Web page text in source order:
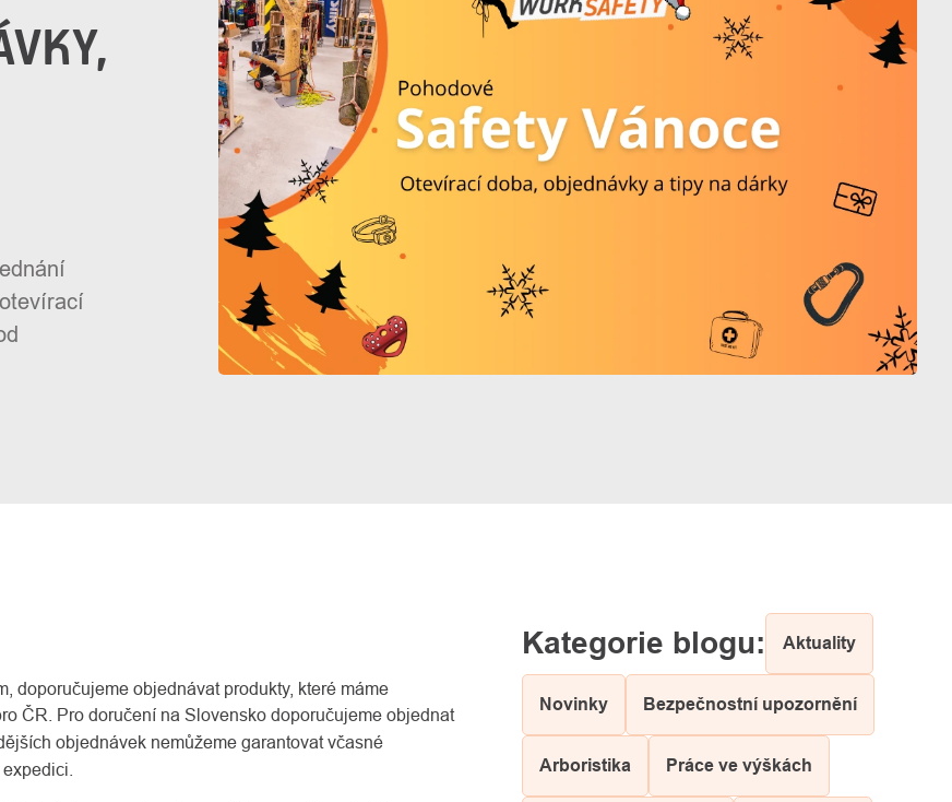
doporučujeme objednávat produkty, které máme
ČR. Pro doručení na Slovensko doporučujeme objednat
objednávek nemůžeme garantovat včasné
Aktuality
Novinky Bezpečnostní upozornění
Arboristika Práce ve výškách